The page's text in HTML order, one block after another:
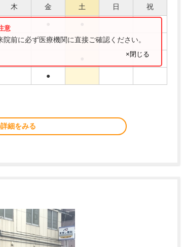
木 金 土 日 祝
●
●
前に必ず医療機関に直接ご確認ください。
×閉じる
細をみる